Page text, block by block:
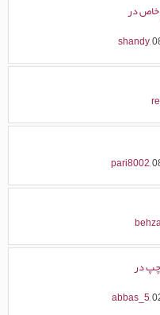
خاص در
shandy,
pari8002,
در
abbas_5,